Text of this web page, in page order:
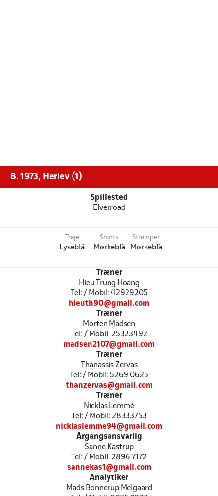
B. 1973, Herlev (1)
Spillested
Elverroad
Trøje
Lyseblå
Shorts
Mørkeblå
Strømper
Mørkeblå
Træner
Hieu Trung Hoang
Tel: / Mobil: 42929205
hieuth90@gmail.com
Træner
Morten Madsen
Tel: / Mobil: 25323492
madsen2107@gmail.com
Træner
Thanassis Zervas
Tel: / Mobil: 5269 0625
thanzervas@gmail.com
Træner
Nicklas Lemmé
Tel: / Mobil: 28333753
nicklaslemme94@gmail.com
Årgangsansvarlig
Sanne Kastrup
Tel: / Mobil: 2896 7172
sannekas1@gmail.com
Analytiker
Mads Bonnerup Melgaard